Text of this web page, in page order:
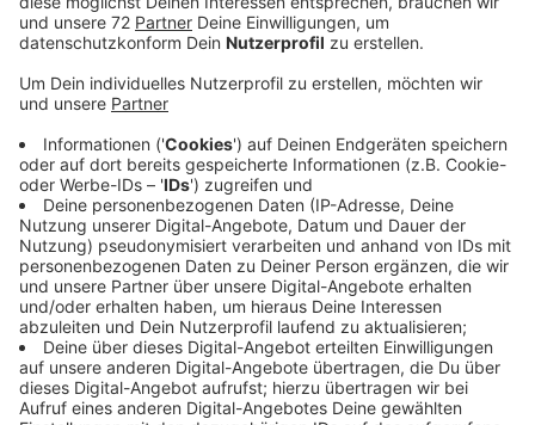
624 Menschen haben sich nach den jüngsten Zahlen
des Kreises bislang angesteckt. Das sind 34 mehr als
am Vortag. Auf Radio Kiepenkerl-Nachfrage sagte ein
Sprecher des Kreises, es handle sich bei vielen der
Neuinfizierten um Mitarbeiter von Westfleisch in
Coesfeld. Insgesamt habe der Kreis inzwischen 79
Mitarbeiter der Firma positiv getestet.
In Nordrhein-Westfalen hat der Kreis Coesfeld die
meisten Neuinfektionen je 100 000 Einwohner in den
vergangenen sieben Tagen registriert. Rund 37
Neuinfektionen wurden in diesem Zeitraum je 100 000
Einwohner festgestellt. Das ergab eine Auswertung
der Zahlen des Robert-Koch-Instituts. Bund und